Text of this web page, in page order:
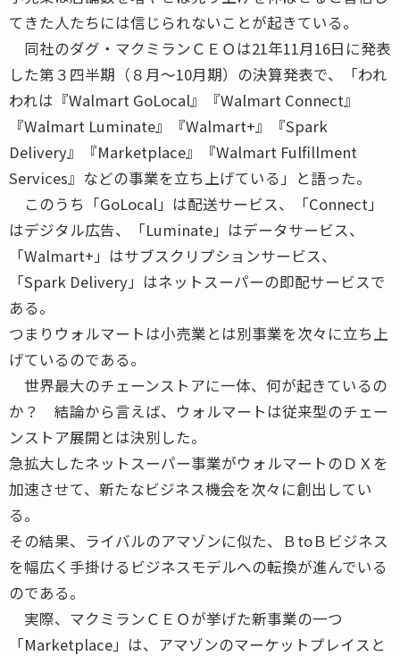
てきた人たちには信じられないことが起きている。
同社のダグ・マクミランＣＥＯは21年11月16日に発表
した第３四半期（８月～10月期）の決算発表で、「われ
われは『Walmart GoLocal』『Walmart Connect』
『Walmart Luminate』『Walmart+』『Spark
Delivery』『Marketplace』『Walmart Fulfillment
Services』などの事業を立ち上げている」と語った。
このうち「GoLocal」は配送サービス、「Connect」
はデジタル広告、「Luminate」はデータサービス、
「Walmart+」はサブスクリプションサービス、
「Spark Delivery」はネットスーパーの即配サービスで
ある。
つまりウォルマートは小売業とは別事業を次々に立ち上
げているのである。
世界最大のチェーンストアに一体、何が起きているの
か？ 結論から言えば、ウォルマートは従来型のチェー
ンストア展開とは決別した。
急拡大したネットスーパー事業がウォルマートのＤＸを
加速させて、新たなビジネス機会を次々に創出してい
る。
その結果、ライバルのアマゾンに似た、ＢtoＢビジネス
を幅広く手掛けるビジネスモデルへの転換が進んでいる
のである。
実際、マクミランＣＥＯが挙げた新事業の一つ
「Marketplace」は、アマゾンのマーケットプレイスと